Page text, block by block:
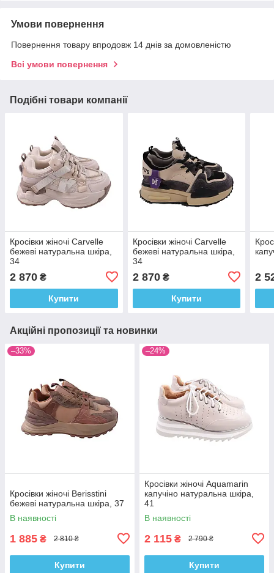
Умови повернення
Повернення товару впродовж 14 днів за домовленістю
Всі умови повернення
Подібні товари компанії
Кросівки жіночі Carvelle
бежеві натуральна шкіра,
34
2 870 ₴
Купити
Кросівки жіночі Carvelle
бежеві натуральна шкіра,
34
2 870₴
Купити
2
Акційні пропозиції та новинки
–33%
Кросівки жіночі Berisstini
бежеві натуральна шкіра, 37
В наявності
1 885 ₴ 2 810 ₴
Купити
–24%
Кросівки жіночі Aquamarin
капучіно натуральна шкіра,
41
В наявності
2 115 ₴ 2 790 ₴
Купити